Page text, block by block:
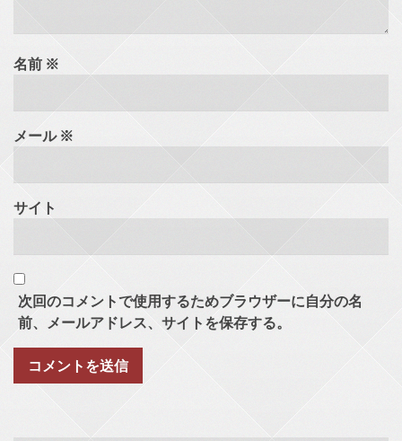
名前 ※
メール ※
サイト
次回のコメントで使用するためブラウザーに自分の名
前、メールアドレス、サイトを保存する。